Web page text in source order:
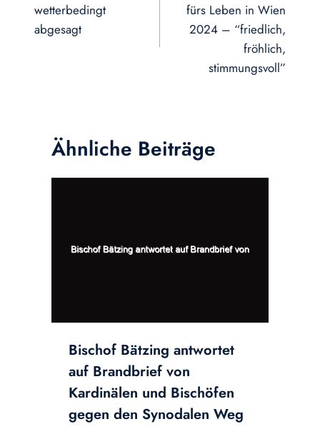
wetterbedingt
abgesagt
fürs Leben in Wien
2024 – “friedlich,
fröhlich,
stimmungsvoll”
Ähnliche Beiträge
Bischof Bätzing antwortet
auf Brandbrief von
Kardinälen und Bischöfen
gegen den Synodalen Weg